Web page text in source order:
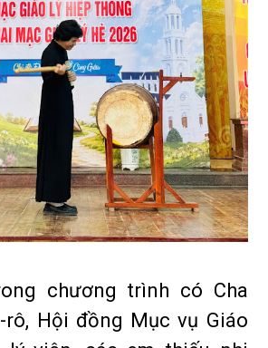
chương trình có Cha
rô, Hội đồng Mục vụ Giáo